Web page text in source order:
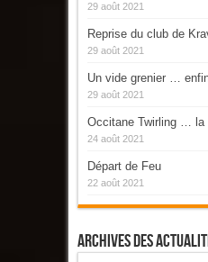
29 août 2021
Reprise du club de
29 août 2021
Un vide grenier …
29 août 2021
Occitane Twirling … la
24 août 2021
Départ de Feu
22 août 2021
Archives Des